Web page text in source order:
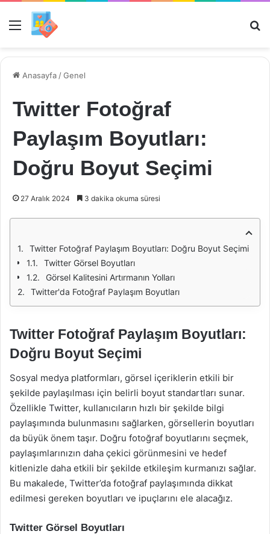
Menü
Anasayfa /Genel
Twitter Fotoğraf
Paylaşım Boyutları:
Doğru Boyut Seçimi
27 Aralık 2024 3 dakika okuma süresi
Twitter Fotoğraf Paylaşım Boyutları: Doğru Boyut Seçimi
Twitter Görsel Boyutları
Görsel Kalitesini Artırmanın Yolları
Twitter'da Fotoğraf Paylaşım Boyutları
Twitter Fotoğraf Paylaşım Boyutları:
Doğru Boyut Seçimi
Sosyal medya platformları, görsel içeriklerin etkili bir
şekilde paylaşılması için belirli boyut standartları sunar.
Özellikle Twitter, kullanıcıların hızlı bir şekilde bilgi
paylaşımında bulunmasını sağlarken, görsellerin boyutları
da büyük önem taşır. Doğru fotoğraf boyutlarını seçmek,
paylaşımlarınızın daha çekici görünmesini ve hedef
kitlenizle daha etkili bir şekilde etkileşim kurmanızı sağlar.
Bu makalede, Twitter’da fotoğraf paylaşımında dikkat
edilmesi gereken boyutları ve ipuçlarını ele alacağız.
Twitter Görsel Boyutları